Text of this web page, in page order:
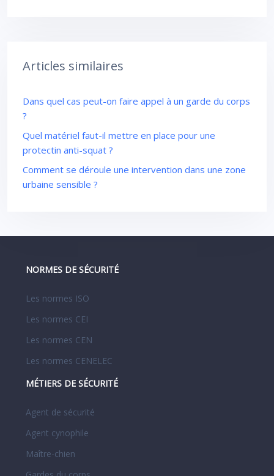
Articles similaires
Dans quel cas peut-on faire appel à un garde du corps
?
Quel matériel faut-il mettre en place pour une
protectin anti-squat ?
Comment se déroule une intervention dans une zone
urbaine sensible ?
NORMES DE SÉCURITÉ
Les normes ISO
Les normes CEI
Les normes CEN
Les normes CENELEC
MÉTIERS DE SÉCURITÉ
Agent de sécurité
Agent cynophile
Maître-chien